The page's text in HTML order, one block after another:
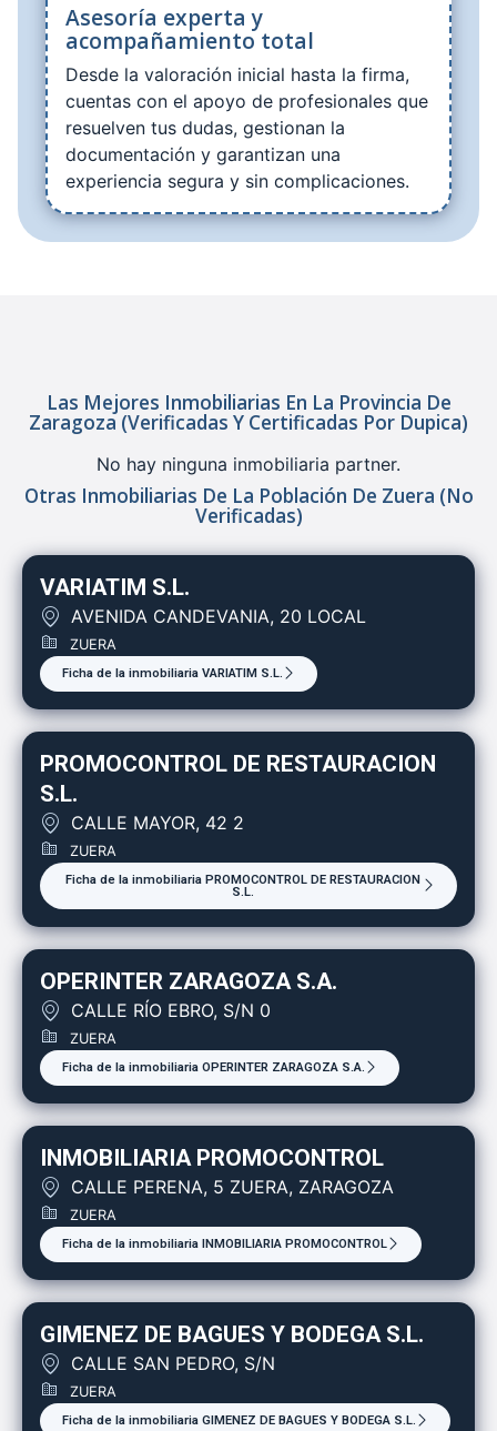
Asesoría experta y
acompañamiento total
Desde la valoración inicial hasta la firma,
cuentas con el apoyo de profesionales que
resuelven tus dudas, gestionan la
documentación y garantizan una
experiencia segura y sin complicaciones.
Las Mejores Inmobiliarias En La Provincia De
Zaragoza (verificadas Y Certificadas Por Dupica)
No hay ninguna inmobiliaria partner.
Otras Inmobiliarias De La Población De Zuera (no
Verificadas)
VARIATIM S.L.
AVENIDA CANDEVANIA, 20 LOCAL
ZUERA
Ficha de la inmobiliaria VARIATIM S.L.
PROMOCONTROL DE RESTAURACION
S.L.
CALLE MAYOR, 42 2
ZUERA
Ficha de la inmobiliaria PROMOCONTROL DE RESTAURACION
S.L.
OPERINTER ZARAGOZA S.A.
CALLE RÍO EBRO, S/N 0
ZUERA
Ficha de la inmobiliaria OPERINTER ZARAGOZA S.A.
INMOBILIARIA PROMOCONTROL
CALLE PERENA, 5 ZUERA, ZARAGOZA
ZUERA
Ficha de la inmobiliaria INMOBILIARIA PROMOCONTROL
GIMENEZ DE BAGUES Y BODEGA S.L.
CALLE SAN PEDRO, S/N
ZUERA
Ficha de la inmobiliaria GIMENEZ DE BAGUES Y BODEGA S.L.